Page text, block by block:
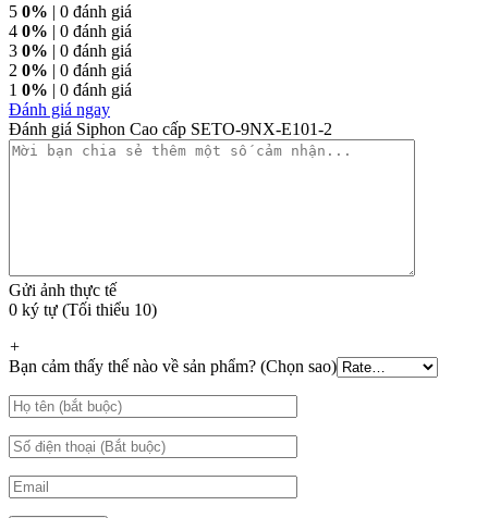
5 0% | 0 đánh giá
4 0% | 0 đánh giá
3 0% | 0 đánh giá
2 0% | 0 đánh giá
1 0% | 0 đánh giá
Đánh giá ngay
Đánh giá Siphon Cao cấp SETO-9NX-E101-2
Gửi ảnh thực tế
0 ký tự (Tối thiểu 10)
+
Bạn cảm thấy thế nào về sản phẩm? (Chọn sao)